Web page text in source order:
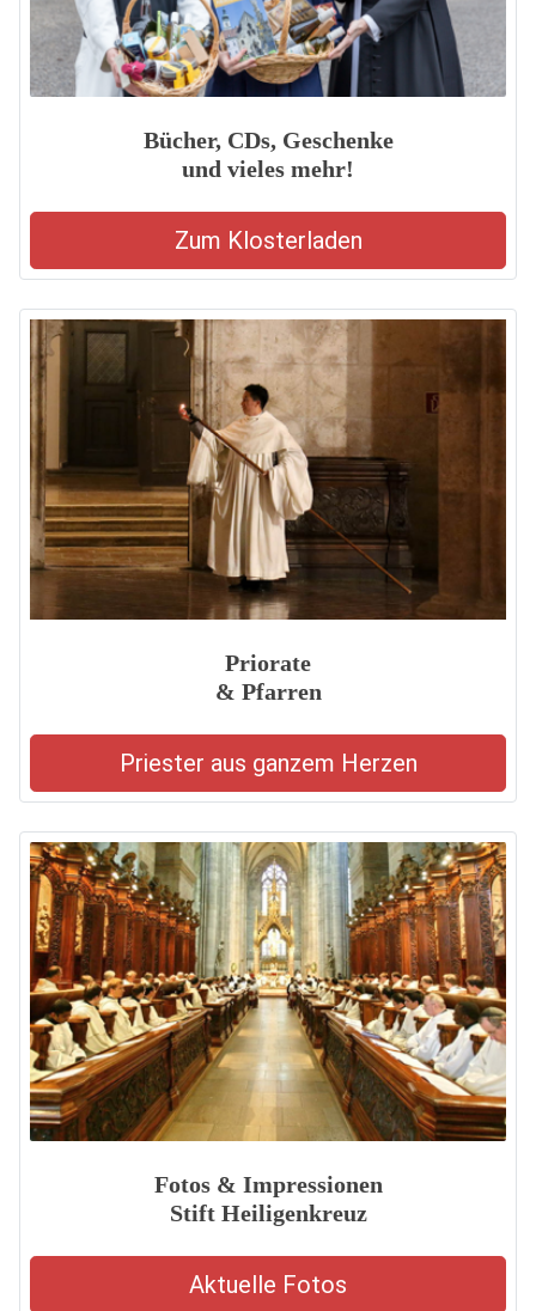
Bücher, CDs, Geschenke
und vieles mehr!
Zum Klosterladen
Priorate
& Pfarren
Priester aus ganzem Herzen
Fotos & Impressionen
Stift Heiligenkreuz
Aktuelle Fotos